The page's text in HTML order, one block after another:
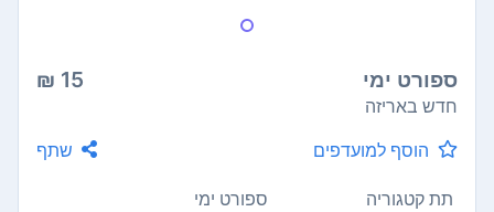
ספורט ימי 15 ₪
חדש באריזה
הוסף למועדפים
שתף
תת קטגוריה
ספורט ימי